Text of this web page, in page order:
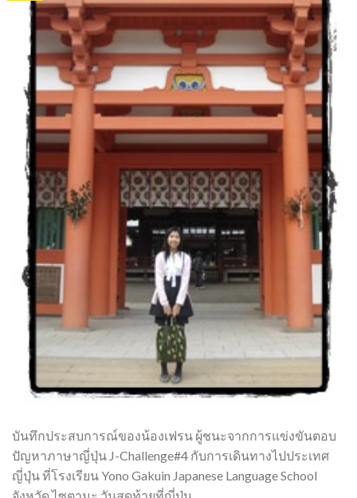
บันทึกประสบการณ์ของน้องเฟรน ผู้ชนะจากการแข่งขันตอบ
ปัญหาภาษาญี่ปุ่น J-Challenge#4 กับการเดินทางไปประเทศ
ญี่ปุ่น ที่โรงเรียน Yono Gakuin Japanese Language School
จังหวัด ไซตามะ วันสุดท้ายที่ญี่ปุ่น